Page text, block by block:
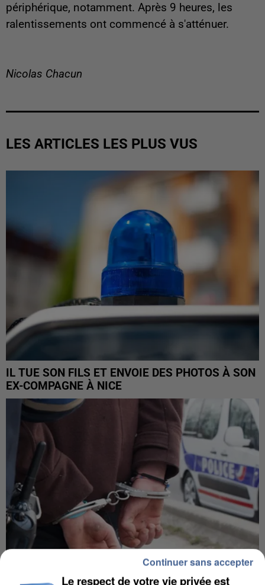
périphérique, notamment. Après 9 heures, les
ralentissements ont commencé à s'atténuer.
Nicolas Chacun
LES ARTICLES LES PLUS VUS
IL TUE SON FILS ET ENVOIE DES PHOTOS À SON
EX-COMPAGNE À NICE
Le respect de votre vie privée est
Continuer sans accepter